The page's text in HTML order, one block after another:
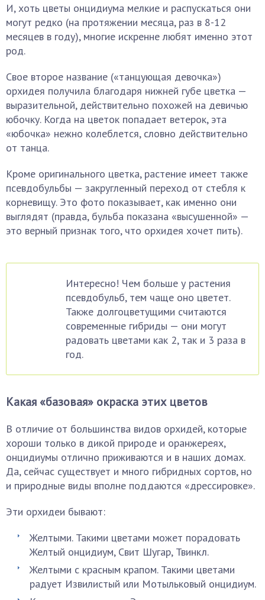
И, хоть цветы онцидиума мелкие и распускаться они
могут редко (на протяжении месяца, раз в 8-12
месяцев в году), многие искренне любят именно этот
род.
Свое второе название («танцующая девочка»)
орхидея получила благодаря нижней губе цветка —
выразительной, действительно похожей на девичью
юбочку. Когда на цветок попадает ветерок, эта
«юбочка» нежно колеблется, словно действительно
от танца.
Кроме оригинального цветка, растение имеет также
псевдобульбы — закругленный переход от стебля к
корневищу. Это фото показывает, как именно они
выглядят (правда, бульба показана «высушенной» —
это верный признак того, что орхидея хочет пить).
Интересно! Чем больше у растения
псевдобульб, тем чаще оно цветет.
Также долгоцветущими считаются
современные гибриды — они могут
радовать цветами как 2, так и 3 раза в
год.
Какая «базовая» окраска этих цветов
В отличие от большинства видов орхидей, которые
хороши только в дикой природе и оранжереях,
онцидиумы отлично приживаются и в наших домах.
Да, сейчас существует и много гибридных сортов, но
и природные виды вполне поддаются «дрессировке».
Эти орхидеи бывают:
Желтыми. Такими цветами может порадовать
Желтый онцидиум, Свит Шугар, Твинкл.
Желтыми с красным крапом. Такими цветами
радует Извилистый или Мотыльковый онцидиум.